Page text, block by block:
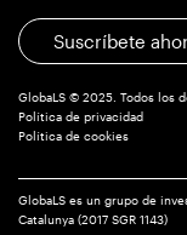
Suscríbete
GlobaLS © 2025. Todos los
Política de privacidad
Política de cookies
GlobaLS es un grupo de
Catalunya (2017 SGR 1143)